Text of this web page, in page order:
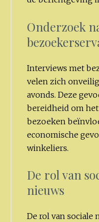
Onderzoek
Interviews met
velen zich
avonds. Deze
bereidheid om
bezoeken
economische
winkeliers.
De rol van
nieuws
De rol van sociale